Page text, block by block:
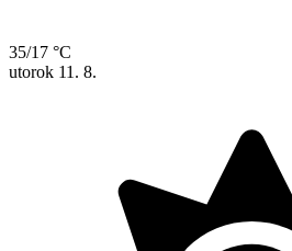
35/17 °C
utorok 11. 8.